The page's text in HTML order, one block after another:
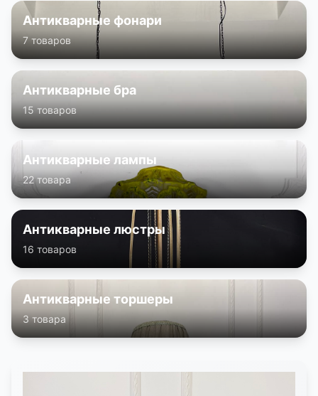
РЕСТАВРАЦИЯ
КУРСЫ ПО РЕСТАВРАЦИИ
ДОСТАВКА И ОПЛАТА
Антикварные фонари
7 товаров
Антикварные бра
15 товаров
Антикварные лампы
22 товара
Антикварные люстры
16 товаров
Антикварные торшеры
3 товара